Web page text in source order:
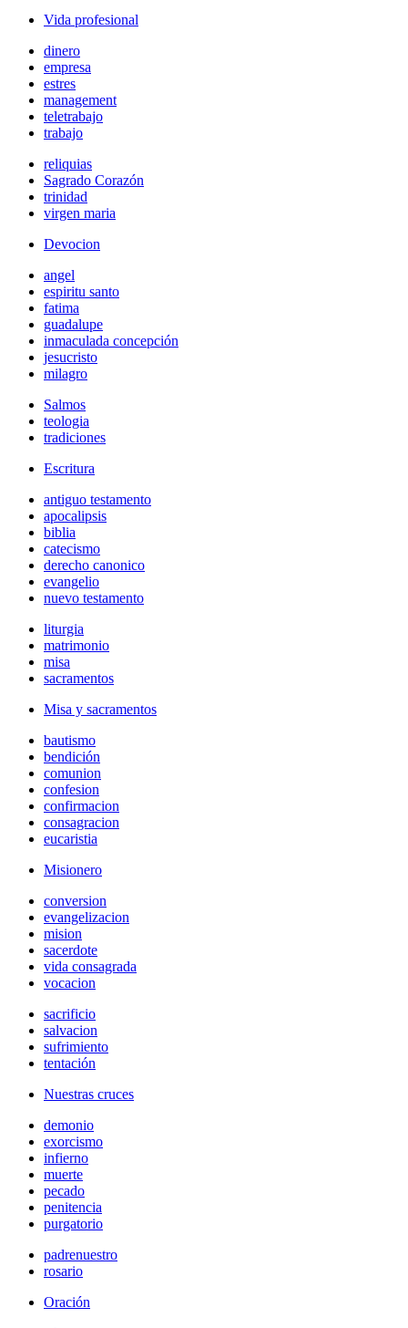
Vida profesional
dinero
empresa
estres
management
teletrabajo
trabajo
reliquias
Sagrado Corazón
trinidad
virgen maria
Devocion
angel
espiritu santo
fatima
guadalupe
inmaculada concepción
jesucristo
milagro
Salmos
teologia
tradiciones
Escritura
antiguo testamento
apocalipsis
biblia
catecismo
derecho canonico
evangelio
nuevo testamento
liturgia
matrimonio
misa
sacramentos
Misa y sacramentos
bautismo
bendición
comunion
confesion
confirmacion
consagracion
eucaristia
Misionero
conversion
evangelizacion
mision
sacerdote
vida consagrada
vocacion
sacrificio
salvacion
sufrimiento
tentación
Nuestras cruces
demonio
exorcismo
infierno
muerte
pecado
penitencia
purgatorio
padrenuestro
rosario
Oración